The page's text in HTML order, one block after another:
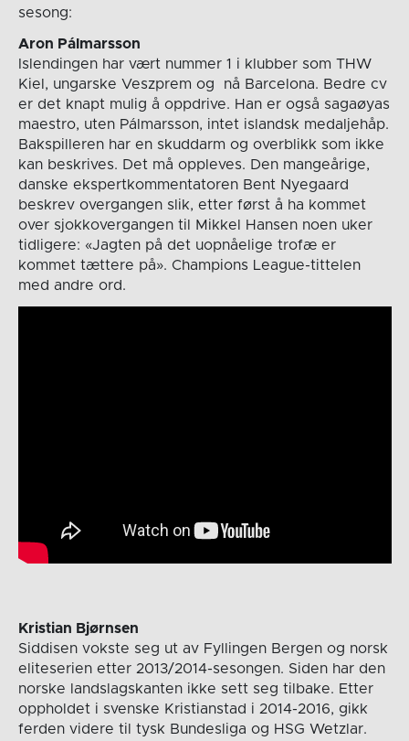
sesong:
Aron Pálmarsson
Islendingen har vært nummer 1 i klubber som THW
Kiel, ungarske Veszprem og nå Barcelona. Bedre cv
er det knapt mulig å oppdrive. Han er også sagaøyas
maestro, uten Pálmarsson, intet islandsk medaljehåp.
Bakspilleren har en skuddarm og overblikk som ikke
kan beskrives. Det må oppleves. Den mangeårige,
danske ekspertkommentatoren Bent Nyegaard
beskrev overgangen slik, etter først å ha kommet
over sjokkovergangen til Mikkel Hansen noen uker
tidligere: «Jagten på det uopnåelige trofæ er
kommet tættere på». Champions League-tittelen
med andre ord.
Kristian Bjørnsen
Siddisen vokste seg ut av Fyllingen Bergen og norsk
eliteserien etter 2013/2014-sesongen. Siden har den
norske landslagskanten ikke sett seg tilbake. Etter
oppholdet i svenske Kristianstad i 2014-2016, gikk
ferden videre til tysk Bundesliga og HSG Wetzlar.